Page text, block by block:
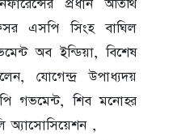
প্রধান অতিথি
এসপি সিংহ বাঘিল
অব ইন্ডিয়া, বিশেষ
যোগেন্দ্র উপাধ্যদয়
গভমেন্ট, শিব মনোহর
অ্যাসোসিয়েশন ,